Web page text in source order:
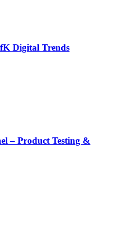
Digital Trends
– Product Testing &